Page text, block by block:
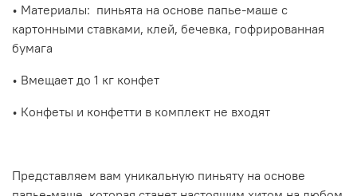
• Материалы: пиньята на основе папье-маше с
картонными ставками, клей, бечевка, гофрированная
бумага
• Вмещает до 1 кг конфет
• Конфеты и конфетти в комплект не входят
Представляем вам уникальную пиньяту на основе